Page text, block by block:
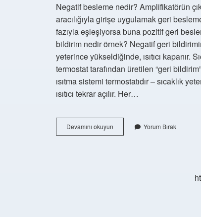
Negatif besleme nedir? Amplifikatörün
aracılığıyla girişe uygulamak geri
fazıyla eşleşiyorsa buna pozitif geri
bildirim nedir örnek? Negatif geri
yeterince yükseldiğinde, ısıtıcı kapanır.
termostat tarafından üretilen “geri
ısıtma sistemi termostatıdır – sıcaklık
ısıtıcı tekrar açılır. Her…
Devamını okuyun
Geri
Yorum Bırak